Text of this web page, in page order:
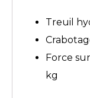
Treuil
Force
kg